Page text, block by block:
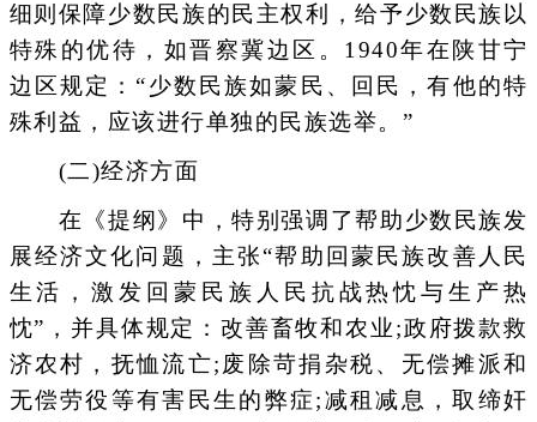
细则保障少数民族的民主权利，给予少数民族以
特殊的优待，如晋察冀边区。1940年在陕甘宁
边区规定：“少数民族如蒙民、回民，有他的特
殊利益，应该进行单独的民族选举。”
(二)经济方面
在《提纲》中，特别强调了帮助少数民族发
展经济文化问题，主张“帮助回蒙民族改善人民
生活，激发回蒙民族人民抗战热忱与生产热
忱”，并具体规定：改善畜牧和农业;政府拨款救
济农村，抚恤流亡;废除苛捐杂税、无偿摊派和
无偿劳役等有害民生的弊症;减租减息，取缔奸